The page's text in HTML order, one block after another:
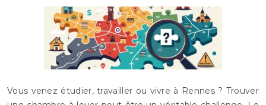
Vous venez étudier, travailler ou vivre à Rennes ? Trouver